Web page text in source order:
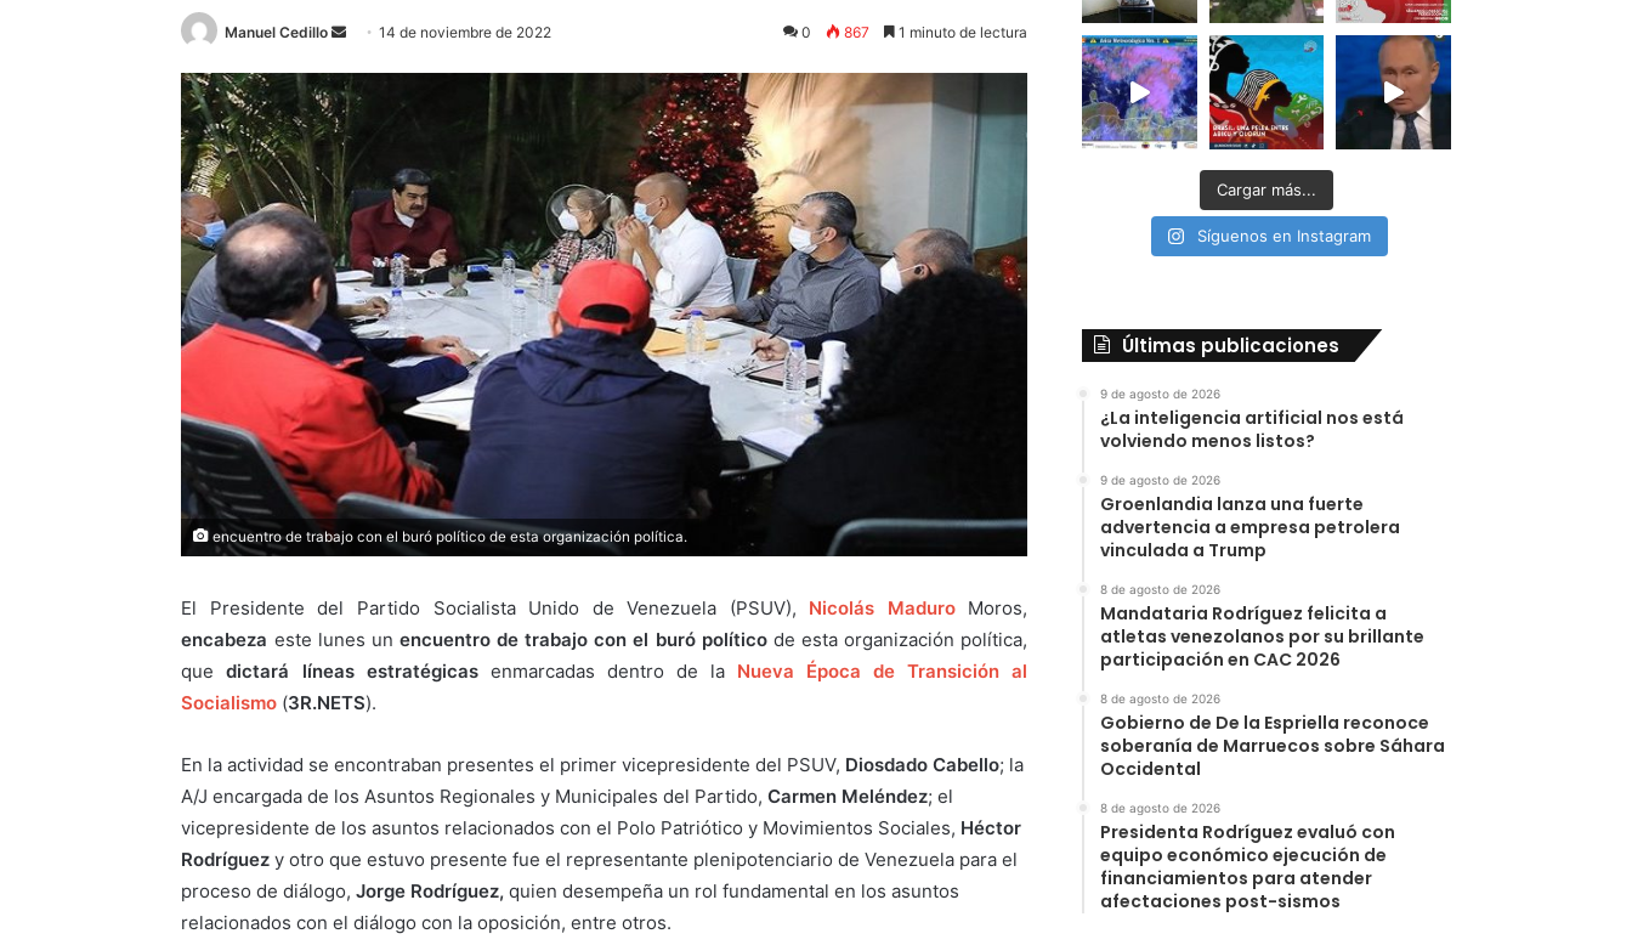
Manuel Cedillo
Send
email
14 de noviembre de 2022 0 867 1 minuto de lectura
encuentro de trabajo con el buró político de esta organización política.
El Presidente del Partido Socialista Unido de Venezuela (PSUV), Nicolás MaduroMoros,
encabeza este lunes un encuentro de trabajo con el buró políticode esta organización política,
quedictará líneas estratégicas enmarcadas dentro de laNueva Época de Transición al
Socialismo (3R.NETS).
En la actividad se encontraban presentes el primer vicepresidente del PSUV, Diosdado Cabello; la
A/J encargada de los Asuntos Regionales y Municipales del Partido,Carmen Meléndez; el
vicepresidente de los asuntos relacionados con el Polo Patriótico y Movimientos Sociales, Héctor
Rodríguez y otro que estuvo presente fue el representante plenipotenciario de Venezuela para el
proceso de diálogo,Jorge Rodríguez, quien desempeña un rol fundamental en los asuntos
relacionados con el diálogo con la oposición, entre otros.
Cargar más...
Síguenos en Instagram
Últimas publicaciones
9 de agosto de 2026
¿La inteligencia artificial nos está
volviendo menos listos?
9 de agosto de 2026
Groenlandia lanza una fuerte
advertencia a empresa petrolera
vinculada a Trump
8 de agosto de 2026
Mandataria Rodríguez felicita a
atletas venezolanos por su brillante
participación en CAC 2026
8 de agosto de 2026
Gobierno de De la Espriella reconoce
soberanía de Marruecos sobre Sáhara
Occidental
8 de agosto de 2026
Presidenta Rodríguez evaluó con
equipo económico ejecución de
financiamientos para atender
afectaciones post-sismos